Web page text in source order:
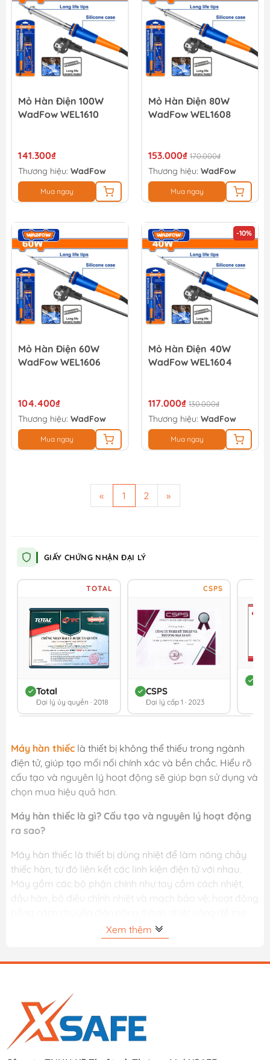
Mỏ Hàn Điện 100W
WadFow WEL1610
141.300₫
Thương hiệu: WadFow
Mua ngay
Mỏ Hàn Điện 80W
WadFow WEL1608
153.000₫ 170.000₫
Thương hiệu: WadFow
Mua ngay
Mỏ Hàn Điện 60W
WadFow WEL1606
104.400₫
Thương hiệu: WadFow
Mua ngay
-10%
Mỏ Hàn Điện 40W
WadFow WEL1604
117.000₫ 130.000₫
Thương hiệu: WadFow
Mua ngay
« 1 2 »
GIẤY CHỨNG NHẬN ĐẠI LÝ
TOTAL
Total
Đại lý ủy quyền · 2018
CSPS
CSPS
Đại lý cấp 1 · 2023
Máy hàn thiếc là thiết bị không thể thiếu trong ngành
điện tử, giúp tạo mối nối chính xác và bền chắc. Hiểu rõ
cấu tạo và nguyên lý hoạt động sẽ giúp bạn sử dụng và
chọn mua hiệu quả hơn.
Máy hàn thiếc là gì? Cấu tạo và nguyên lý hoạt động
ra sao?
Máy hàn thiếc là thiết bị dùng nhiệt để làm nóng chảy
thiếc hàn, từ đó liên kết các linh kiện điện tử với nhau.
Máy gồm các bộ phận chính như tay cầm cách nhiệt,
đầu hàn, bộ điều chỉnh nhiệt và mạch bảo vệ; hoạt động
mối hàn chắc chắn và dẫn điện tốt.
350°C), đưa thiếc chảy đều bao phủ điểm hàn và rút mỏ
hàn dứt khoát để tạo mối hàn tròn, bóng. Khi hàn, cần
đảm bảo mỏ hàn sạch, sử dụng nhựa thông đúng lúc,
tránh quá nhiệt và tản nhiệt cho linh kiện nhạy cảm để
Xem thêm